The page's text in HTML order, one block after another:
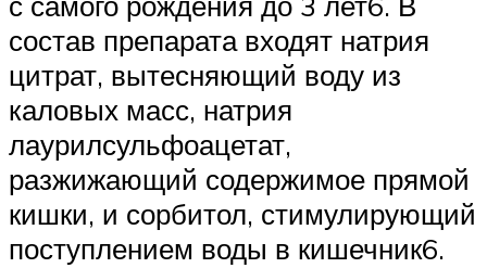
состав препарата входят натрия
цитрат, вытесняющий воду из
каловых масс, натрия
лаурилсульфоацетат,
разжижающий содержимое прямой
кишки, и сорбитол, стимулирующий
поступлением воды в кишечник6.